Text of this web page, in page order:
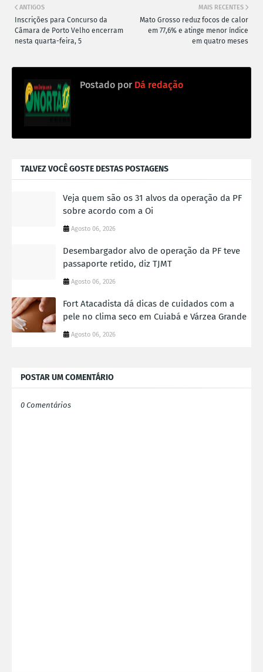
MAIS RECENTES
Mato Grosso reduz focos de calor
em 77,6% e atinge menor índice
em quatro meses
ANTIGOS
Inscrições para Concurso da
Câmara de Porto Velho encerram
nesta quarta-feira, 5
Postado por Dá redação
TALVEZ VOCÊ GOSTE DESTAS POSTAGENS
Veja quem são os 31 alvos da operação da PF
sobre acordo com a Oi
Agosto 06, 2026
Desembargador alvo de operação da PF teve
passaporte retido, diz TJMT
Agosto 06, 2026
Fort Atacadista dá dicas de cuidados com a
pele no clima seco em Cuiabá e Várzea Grande
Agosto 06, 2026
POSTAR UM COMENTÁRIO
0 Comentários